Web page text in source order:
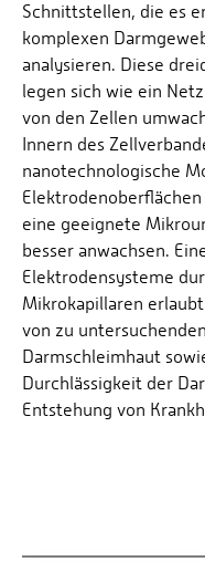
Schnittstellen, die es
komplexen
analysieren. Diese
legen sich wie ein
von den Zellen
Innern des
nanotechnologische
eine geeignete
besser anwachsen.
Elektrodensysteme
Mikrokapillaren
von zu
Darmschleimhaut
Durchlässigkeit der
Entstehung von